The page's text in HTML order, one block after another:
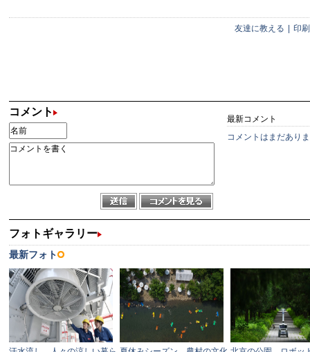
友達に教える 印刷
コメント
最新コメント
コメントはまだあり